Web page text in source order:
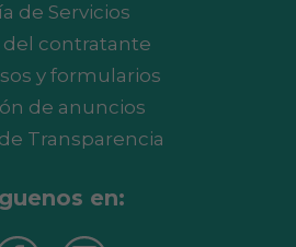
de Servicios
del contratante
y formularios
de anuncios
Transparencia
en: